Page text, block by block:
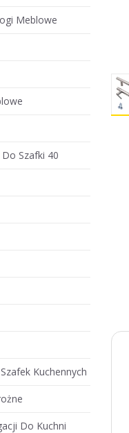
Meblowe
Szafki 40
Kuchennych
Do Kuchni